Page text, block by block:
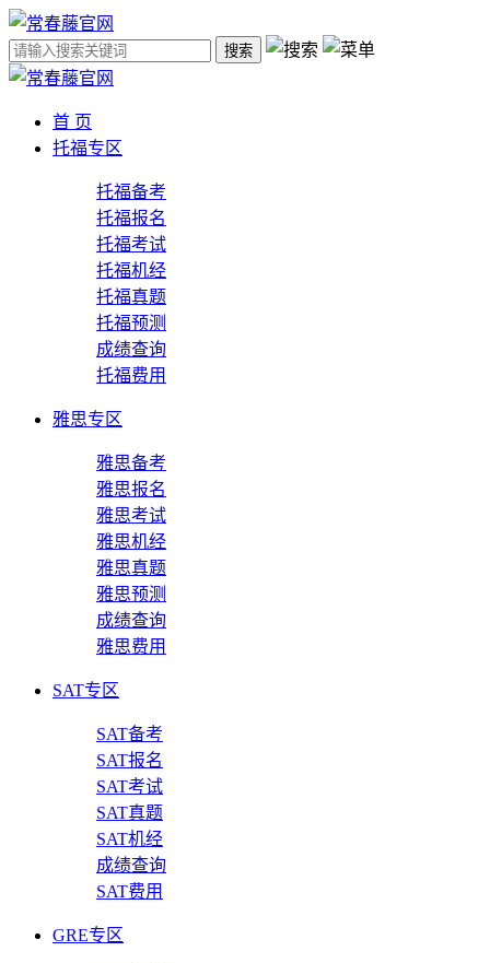
搜索
首 页
托福专区
托福备考
托福报名
托福考试
托福机经
托福真题
托福预测
成绩查询
托福费用
雅思专区
雅思备考
雅思报名
雅思考试
雅思机经
雅思真题
雅思预测
成绩查询
雅思费用
SAT专区
SAT备考
SAT报名
SAT考试
SAT真题
SAT机经
成绩查询
SAT费用
GRE专区